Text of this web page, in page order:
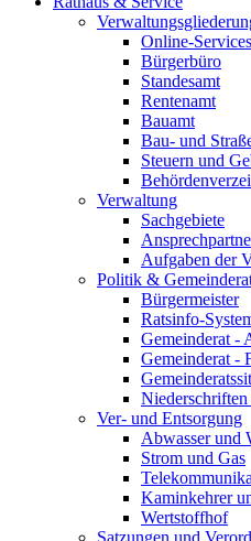
Online-
Bürgerbüro
Standesamt
Rentenamt
Bauamt
Bau- und
Steuern und
Verwaltung
Sachgebiete
Aufgaben der
Politik &
Bürgermeister
Ratsinfo-
Gemeinderat -
Gemeinderat -
Ver- und Entsorgung
Abwasser und
Strom und Gas
Kaminkehrer
Wertstoffhof
Satzungen und